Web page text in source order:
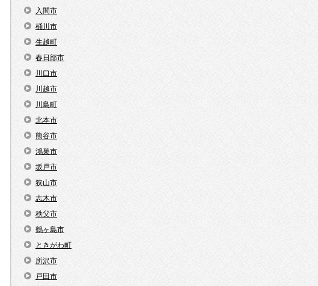
入間市
桶川市
生越町
春日部市
川口市
川越市
川島町
北本市
熊谷市
鴻巣市
坂戸市
狭山市
志木市
秩父市
鶴ヶ島市
ときがわ町
所沢市
戸田市